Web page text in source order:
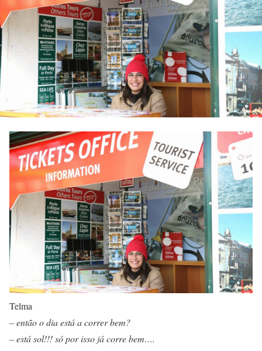
Telma
– então o dia está a correr bem?
– está sol!!! só por isso já corre bem….